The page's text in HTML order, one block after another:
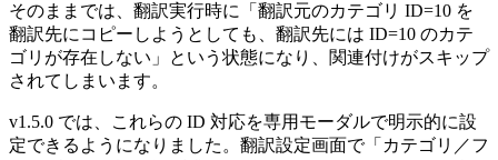
そのままでは、翻訳実行時に「翻訳元のカテゴリ ID=10 を
翻訳先にコピーしようとしても、翻訳先には ID=10 のカテ
ゴリが存在しない」という状態になり、関連付けがスキップ
されてしまいます。
v1.5.0 では、これらの ID 対応を専用モーダルで明示的に設
定できるようになりました。翻訳設定画面で「カテゴリ／フ